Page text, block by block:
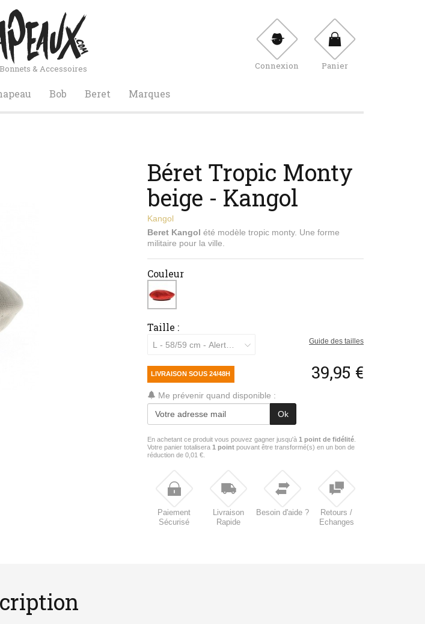
& Accessoires Connexion Panier
Bob Beret Marques
Béret Tropic Monty
beige - Kangol
Kangol
Beret Kangol été modèle tropic monty. Une forme
militaire pour la ville.
Couleur
Taille :
L - 58/59 cm - Alerte stock Guide des tailles
LIVRAISON SOUS 24/48H 39,95 €
Me prévenir quand disponible :
Ok
En achetant ce produit vous pouvez gagner jusqu'à 1 point de fidélité
Votre panier totalisera 1 point pouvant être transformé(s) en un bon de
réduction de 0,01 €
Paiement
Sécurisé
Livraison
Rapide
Besoin d'aide ?
Retours /
Echanges